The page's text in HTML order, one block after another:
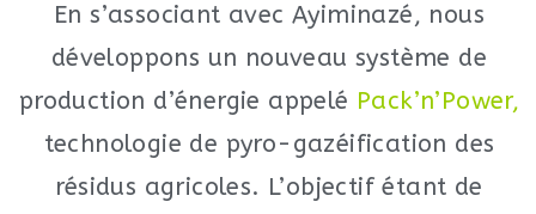
En s’associant avec Ayiminazé, nous
développons un nouveau système de
production d’énergie appelé Pack’n’Power,
technologie de pyro-gazéification des
résidus agricoles. L’objectif étant de